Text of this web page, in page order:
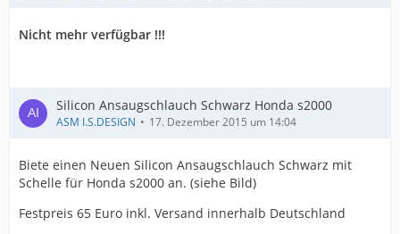
Nicht mehr verfügbar !!!
Silicon Ansaugschlauch Schwarz Honda s2000
ASM I.S.DESIGN 17. Dezember 2015 um 14:04
Biete einen Neuen Silicon Ansaugschlauch Schwarz mit
Schelle für Honda s2000 an. (siehe Bild)
Festpreis 65 Euro inkl. Versand innerhalb Deutschland